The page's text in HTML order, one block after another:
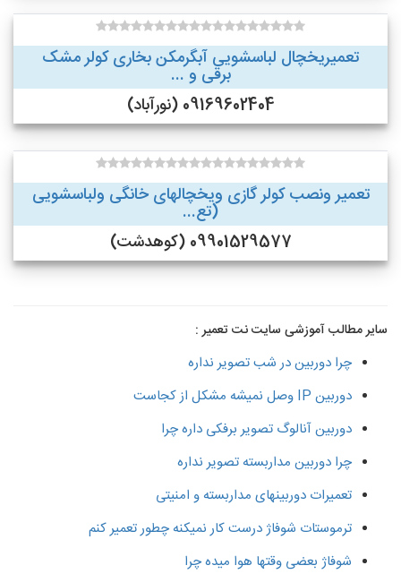
تعمیریخچال لباسشویی آبگرمکن بخاری کولر مشک
برقی و ...
09169602404 (نورآباد)
تعمیر ونصب کولر گازی ویخچالهای خانگی ولباسشویی
(تع...
09901529577 (کوهدشت)
سایر مطالب آموزشی سایت نت تعمیر :
چرا دوربین در شب تصویر نداره
دوربین IP وصل نمیشه مشکل از کجاست
دوربین آنالوگ تصویر برفکی داره چرا
چرا دوربین مداربسته تصویر نداره
تعمیرات دوربینهای مداربسته و امنیتی
ترموستات شوفاژ درست کار نمیکنه چطور تعمیر کنم
شوفاژ بعضی وقتها هوا میده چرا